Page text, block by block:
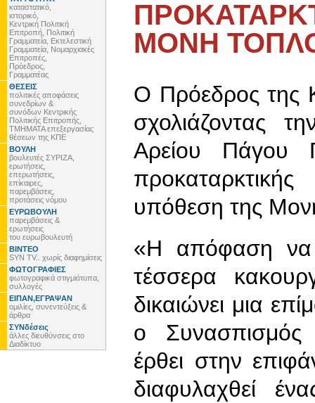
καταστατικό,
ιστορικό,
Κεντρική Πολιτική
Επιτροπή, Πολιτική
Γραμματεία, Εκτελεστική
Γραμματεία, Νομαρχιακές
Επιτροπές,
Πρόεδρος,
Γραμματέας
ΘΕΣΕΙΣ
πολιτικές αποφάσεις
συνεδρίων &
συνόδων Κεντρικής
Πολιτικής Επιτροπής,
ΤΜΗΜΑΤΑ επεξεργασίας
θέσεων της ΚΠΕ
ΒΟΥΛΗ
βουλευτές ΣΥΡΙΖΑ,
ερωτήσεις,
επερωτήσεις,
επίκαιρες,
παρεμβάσεις,
προτάσεις νόμου
ΕΥΡΩΒΟΥΛΗ
παρεμβάσεις &
ερωτήσεις
του ευρωβουλευτή
ΒΙΝΤΕΟ
SYN TV.. χωρίς διαφημίσεις
ΦΩΤΟΓΡΑΦΙΕΣ
φωτογραφικά στιγμιότυπα,
συλλογές
ΕΙΠΑΝ,ΕΓΡΑΨΑΝ
ομιλίες, συνεντεύξεις &
άρθρα
ΣΥΝδέσεις
άλλες διευθύνσεις στο
Διαδίκτυο
ΜΟΝΗ
Ο Πρόεδρος της
σχολιάζοντας
Αρείου Πάγου
υπόθεση της
«Η απόφαση να
τέσσερα
δικαιώνει μια
ο Συνασπισμός
έρθει στην
διαφυλαχθεί